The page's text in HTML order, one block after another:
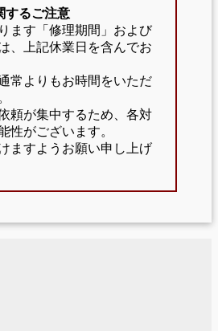
するご注意
ます「修理期間」および
、上記休業日を含んでお
常よりもお時間をいただ
頼が集中するため、各対
性がございます。
ますようお願い申し上げ